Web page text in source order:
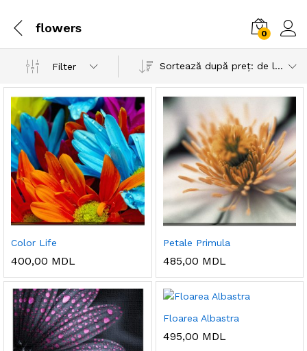
flowers 0
Filter Sortează după preț: de la mic la mare
Color Life
400,00 MDL
Petale Primula
485,00 MDL
Floarea Albastra
495,00 MDL